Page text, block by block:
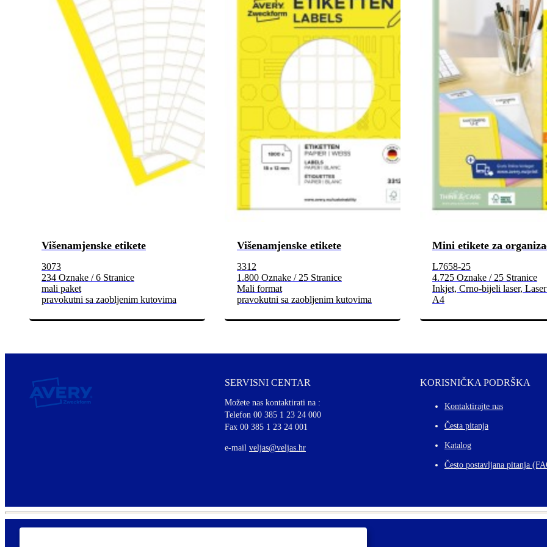
Višenamjenske etikete
3073
234 Oznake / 6 Stranice
mali paket
pravokutni sa zaobljenim kutovima
Višenamjenske etikete
3312
1.800 Oznake / 25 Stranice
Mali format
pravokutni sa zaobljenim kutovima
Mini etikete za
L7658-25
4.725 Oznake / 25 Stranice
Inkjet, Crno-bijeli laser,
A4
SERVISNI CENTAR
Možete nas kontaktirati na :
Telefon 00 385 1 23 24 000
Fax 00 385 1 23 24 001
e-mail veljas@veljas.hr
KORISNIČKA PODRŠKA
Kontaktirajte nas
Česta pitanja
Katalog
Često postavljana pitanja